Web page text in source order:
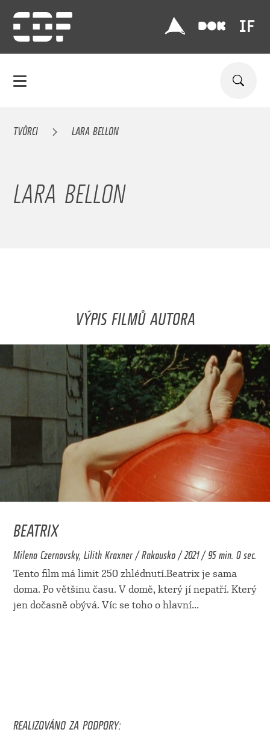
TVŮRCI LARA BELLON
LARA BELLON
VÝPIS FILMŮ AUTORA
BEATRIX
Milena Czernovsky, Lilith Kraxner / Rakousko / 2021 / 95 min. 0 sec.
Tento film má limit 250 zhlédnutí.Beatrix je sama
doma. Po většinu času. V domě, který jí nepatří. Který
jen dočasně obývá. Víc se toho o hlavní...
REALIZOVÁNO ZA PODPORY: